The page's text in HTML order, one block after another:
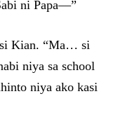
ni Papa—”
Kian. “Ma… si
niya sa school
niya ako kasi